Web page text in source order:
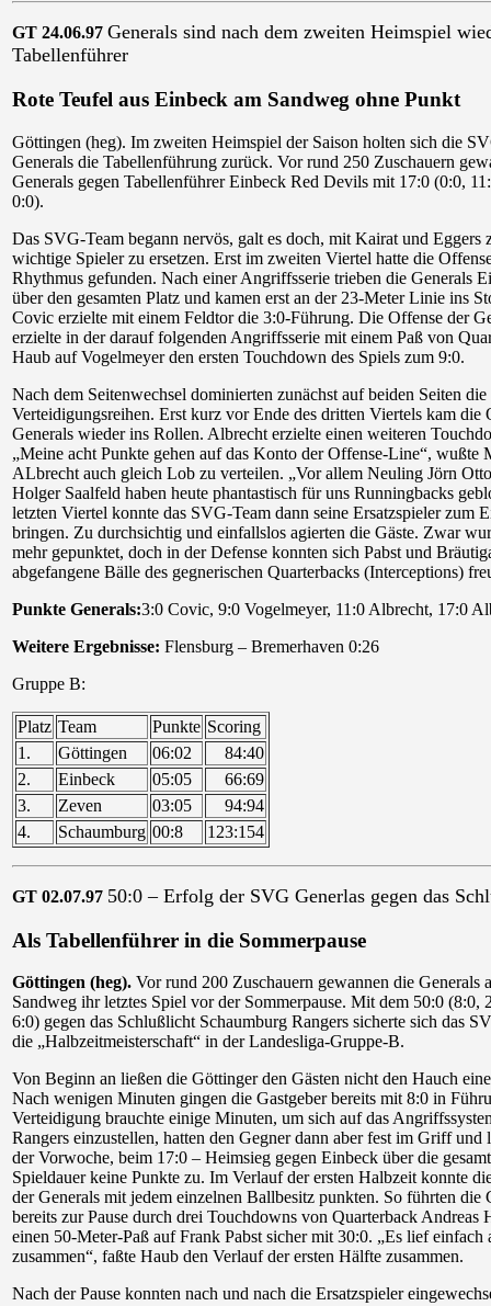
GT 24.06.97 Generals sind nach dem zweiten Heimspiel
Tabellenführer
Rote Teufel aus Einbeck am Sandweg ohne Punkt
Göttingen (heg). Im zweiten Heimspiel der Saison holten sich die
Generals die Tabellenführung zurück. Vor rund 250 Zuschauern
Generals gegen Tabellenführer Einbeck Red Devils mit 17:0 (0:0,
0:0).
Das SVG-Team begann nervös, galt es doch, mit Kairat und Eggers
wichtige Spieler zu ersetzen. Erst im zweiten Viertel hatte die
Rhythmus gefunden. Nach einer Angriffsserie trieben die Generals
über den gesamten Platz und kamen erst an der 23-Meter Linie ins
Covic erzielte mit einem Feldtor die 3:0-Führung. Die Offense der
erzielte in der darauf folgenden Angriffsserie mit einem Paß von
Haub auf Vogelmeyer den ersten Touchdown des Spiels zum 9:0.
Nach dem Seitenwechsel dominierten zunächst auf beiden Seiten die
Verteidigungsreihen. Erst kurz vor Ende des dritten Viertels kam die
Generals wieder ins Rollen. Albrecht erzielte einen weiteren
„Meine acht Punkte gehen auf das Konto der Offense-Line“, wußte
ALbrecht auch gleich Lob zu verteilen. „Vor allem Neuling Jörn
Holger Saalfeld haben heute phantastisch für uns Runningbacks
letzten Viertel konnte das SVG-Team dann seine Ersatzspieler zum
bringen. Zu durchsichtig und einfallslos agierten die Gäste. Zwar
mehr gepunktet, doch in der Defense konnten sich Pabst und
abgefangene Bälle des gegnerischen Quarterbacks (Interceptions)
Punkte Generals:3:0 Covic, 9:0 Vogelmeyer, 11:0 Albrecht, 17:0
Weitere Ergebnisse: Flensburg – Bremerhaven 0:26
Gruppe B:
Platz Team Punkte Scoring
1.
Göttingen 06:02
84:40
2.
Einbeck 05:05
66:69
3.
Zeven 03:05
94:94
4.
Schaumburg 00:8 123:154
GT 02.07.97 50:0 – Erfolg der SVG Generlas gegen das
Als Tabellenführer in die Sommerpause
Göttingen (heg). Vor rund 200 Zuschauern gewannen die Generals
Sandweg ihr letztes Spiel vor der Sommerpause. Mit dem 50:0 (8:0,
6:0) gegen das Schlußlicht Schaumburg Rangers sicherte sich das
die „Halbzeitmeisterschaft“ in der Landesliga-Gruppe-B.
Von Beginn an ließen die Göttinger den Gästen nicht den Hauch
Nach wenigen Minuten gingen die Gastgeber bereits mit 8:0 in
Verteidigung brauchte einige Minuten, um sich auf das
Rangers einzustellen, hatten den Gegner dann aber fest im Griff und
der Vorwoche, beim 17:0 – Heimsieg gegen Einbeck über die
Spieldauer keine Punkte zu. Im Verlauf der ersten Halbzeit konnte
der Generals mit jedem einzelnen Ballbesitz punkten. So führten die
bereits zur Pause durch drei Touchdowns von Quarterback Andreas
einen 50-Meter-Paß auf Frank Pabst sicher mit 30:0. „Es lief einfach
zusammen“, faßte Haub den Verlauf der ersten Hälfte zusammen.
Nach der Pause konnten nach und nach die Ersatzspieler